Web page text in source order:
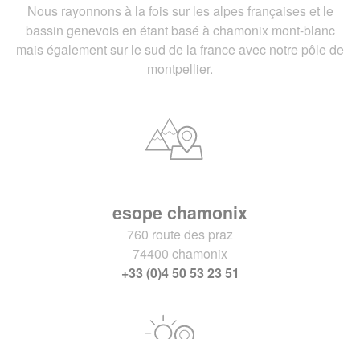
Nous rayonnons à la fois sur les alpes françaises et le
bassin genevois en étant basé à chamonix mont-blanc
mais également sur le sud de la france avec notre pôle de
montpellier.
esope chamonix
760 route des praz
74400 chamonix
+33 (0)4 50 53 23 51